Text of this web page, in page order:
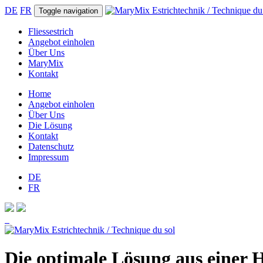
DE FR Toggle navigation
Fliessestrich
Angebot einholen
Über Uns
MaryMix
Kontakt
Home
Angebot einholen
Über Uns
Die Lösung
Kontakt
Datenschutz
Impressum
DE
FR
Die optimale Lösung aus einer